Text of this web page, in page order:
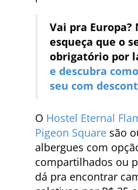
Vai pra Europa?
esqueça que o
obrigatório por
e descubra
seu com
O Hostel Eternal
Pigeon Square são
albergues com
compartilhados ou
dá pra encontrar